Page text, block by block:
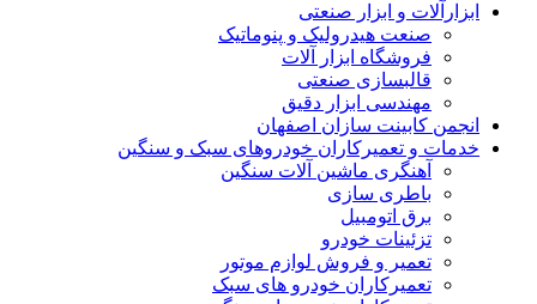
ابزارآلات و ابزار صنعتی
صنعت هیدرولیک و پنوماتیک
فروشگاه ابزار آلات
قالبسازی صنعتی
مهندسی ابزار دقیق
انجمن کابینت سازان اصفهان
خدمات و تعمیرکاران خودروهای سبک و سنگین
آهنگری ماشین آلات سنگین
باطری سازی
برق اتومبیل
تزئینات خودرو
تعمیر و فروش لوازم موتور
تعمیرکاران خودرو های سبک